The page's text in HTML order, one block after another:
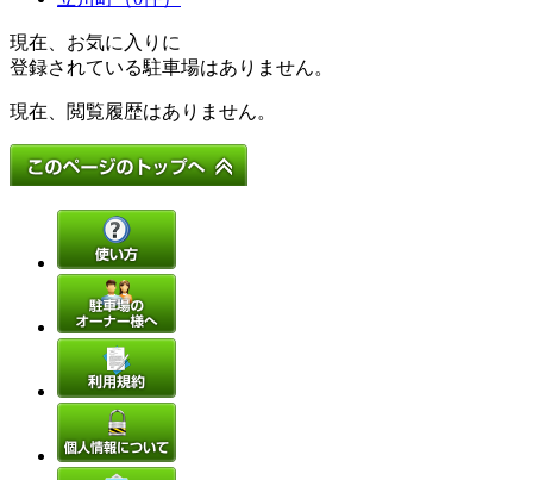
現在、お気に入りに
登録されている駐車場はありません。
現在、閲覧履歴はありません。